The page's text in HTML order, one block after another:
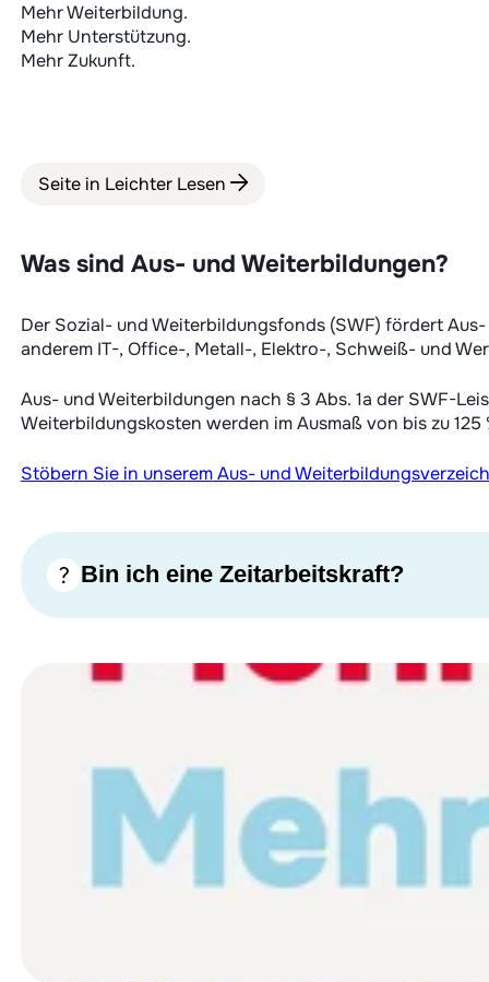
Mehr Weiterbildung.
Mehr Unterstützung.
Mehr Zukunft.
Seite in Leichter Lesen
Was sind Aus- und Weiterbildungen?
Der Sozial- und Weiterbildungsfonds (SWF) fördert
anderem IT-, Office-, Metall-, Elektro-, Schweiß- und
Aus- und Weiterbildungen nach § 3 Abs. 1a der SWF-
Weiterbildungskosten werden im Ausmaß von bis zu
Stöbern Sie in unserem Aus- und
Bin ich eine Zeitarbeitskraft?